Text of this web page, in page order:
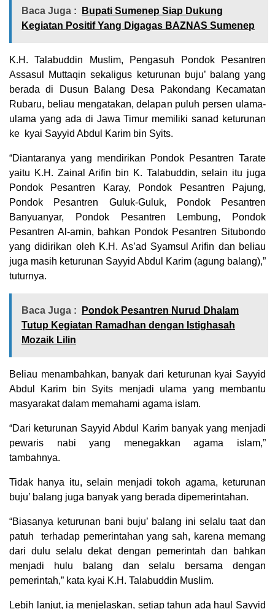
Baca Juga :
Bupati Sumenep Siap Dukung
Kegiatan Positif Yang Digagas BAZNAS Sumenep
K.H. Talabuddin Muslim, Pengasuh Pondok Pesantren
Assasul Muttaqin sekaligus keturunan buju’ balang yang
berada di Dusun Balang Desa Pakondang Kecamatan
Rubaru, beliau mengatakan, delapan puluh persen ulama-
ulama yang ada di Jawa Timur memiliki sanad keturunan
ke kyai Sayyid Abdul Karim bin Syits.
“Diantaranya yang mendirikan Pondok Pesantren Tarate
yaitu K.H. Zainal Arifin bin K. Talabuddin, selain itu juga
Pondok Pesantren Karay, Pondok Pesantren Pajung,
Pondok Pesantren Guluk-Guluk, Pondok Pesantren
Banyuanyar, Pondok Pesantren Lembung, Pondok
Pesantren Al-amin, bahkan Pondok Pesantren Situbondo
yang didirikan oleh K.H. As’ad Syamsul Arifin dan beliau
juga masih keturunan Sayyid Abdul Karim (agung balang),”
tuturnya.
Baca Juga :
Pondok Pesantren Nurud Dhalam
Tutup Kegiatan Ramadhan dengan Istighasah
Mozaik Lilin
Beliau menambahkan, banyak dari keturunan kyai Sayyid
Abdul Karim bin Syits menjadi ulama yang membantu
masyarakat dalam memahami agama islam.
“Dari keturunan Sayyid Abdul Karim banyak yang menjadi
pewaris nabi yang menegakkan agama islam,”
tambahnya.
Tidak hanya itu, selain menjadi tokoh agama, keturunan
buju’ balang juga banyak yang berada dipemerintahan.
“Biasanya keturunan bani buju’ balang ini selalu taat dan
patuh terhadap pemerintahan yang sah, karena memang
dari dulu selalu dekat dengan pemerintah dan bahkan
menjadi hulu balang dan selalu bersama dengan
pemerintah,” kata kyai K.H. Talabuddin Muslim.
Lebih lanjut, ia menjelaskan, setiap tahun ada haul Sayyid